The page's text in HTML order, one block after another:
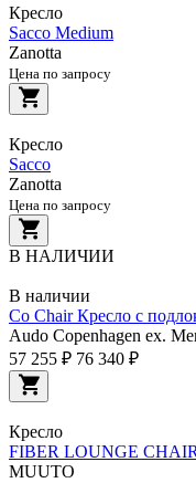
Кресло
Sacco Medium
Zanotta
Цена по запросу
Кресло
Sacco
Zanotta
Цена по запросу
В НАЛИЧИИ
В наличии
Co Chair Кресло с
Audo Copenhagen ex.
57 255 ₽ 76 340 ₽
Кресло
FIBER LOUNGE
MUUTO